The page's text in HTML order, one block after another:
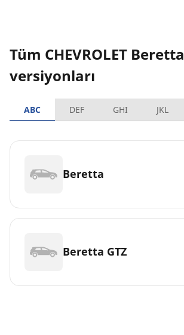
Tüm CHEVROLET Beretta
versiyonları
ABC DEF GHI JKL
Beretta
Beretta GTZ